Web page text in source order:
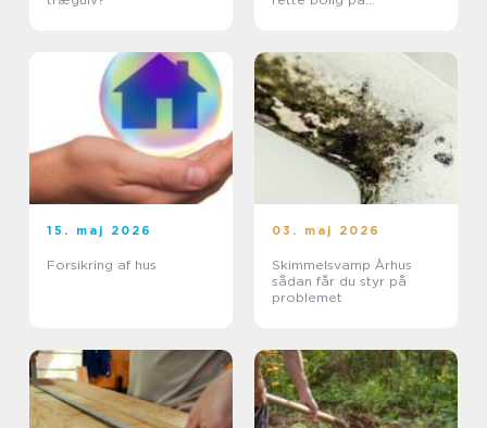
15. maj 2026
Forsikring af hus
03. maj 2026
Skimmelsvamp Århus
sådan får du styr på
problemet